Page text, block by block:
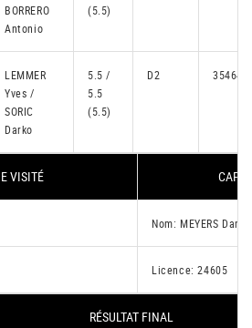
BORRERO
Antonio
(5.5)
LEMMER
Yves /
SORIC
Darko
5.5 /
5.5
(5.5)
D2 35464
VISITÉ
Nom: MEYERS Dan
Licence: 24605
RÉSULTAT FINAL